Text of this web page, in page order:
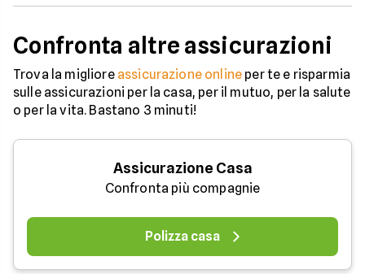
Confronta altre assicurazioni
Trova la migliore assicurazione online per te e risparmia
sulle assicurazioni per la casa, per il mutuo, per la salute
o per la vita. Bastano 3 minuti!
Assicurazione Casa
Confronta più compagnie
Polizza casa